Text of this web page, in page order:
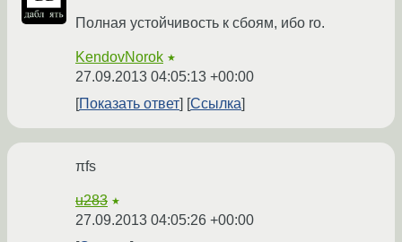
Полная устойчивость к сбоям, ибо ro.
KendovNorok ★
27.09.2013 04:05:13 +00:00
Показать ответ
Ссылка
πfs
u283 ★
27.09.2013 04:05:26 +00:00